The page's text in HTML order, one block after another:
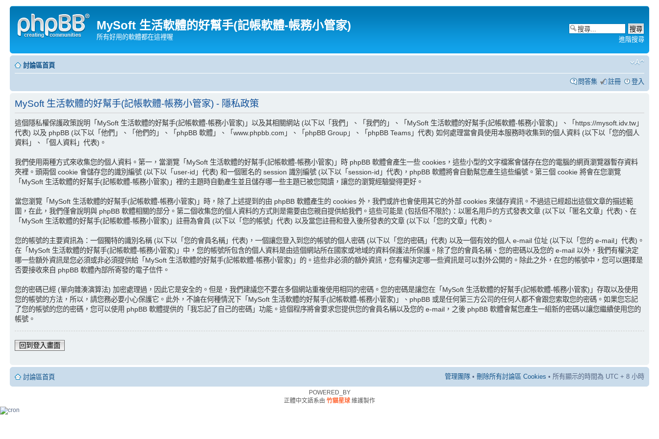
MySoft 生活軟體的好幫手(記帳軟體-帳務小管家)
所有好用的軟體都在這裡喔 進階搜尋
討論區首頁
問答集 註冊 登入
MySoft 生活軟體的好幫手(記帳軟體-帳務小管家) - 隱私政策
這個隱私權保護政策說明「MySoft 生活軟體的好幫手(記帳軟體-帳務小管家)」以及其相關網站 (以下以「我們」、「我們的」、「MySoft 生活軟體的好幫手(記帳軟體-帳務小管家)」、「https://mysoft.idv.tw」
代表) 以及 phpBB (以下以「他們」、「他們的」、「phpBB 軟體」、「www.phpbb.com」、「phpBB Group」、「phpBB Teams」代表) 如何處理當會員使用本服務時收集到的個人資料 (以下以「您的個人
資料」、「個人資料」代表)。
我們使用兩種方式來收集您的個人資料。第一，當瀏覽「MySoft 生活軟體的好幫手(記帳軟體-帳務小管家)」時 phpBB 軟體會產生一些 cookies，這些小型的文字檔案會儲存在您的電腦的網頁瀏覽器暫存資料
夾裡。頭兩個 cookie 會儲存您的識別編號 (以下以「user-id」代表) 和一個匿名的 session 識別編號 (以下以「session-id」代表)，phpBB 軟體將會自動幫您產生這些編號。第三個 cookie 將會在您瀏覽
「MySoft 生活軟體的好幫手(記帳軟體-帳務小管家)」裡的主題時自動產生並且儲存哪一些主題已被您閱讀，讓您的瀏覽經驗變得更好。
當您瀏覽「MySoft 生活軟體的好幫手(記帳軟體-帳務小管家)」時，除了上述提到的由 phpBB 軟體產生的 cookies 外，我們或許也會使用其它的外部 cookies 來儲存資訊。不過這已經超出這個文章的描述範
圍，在此，我們僅會說明與 phpBB 軟體相關的部分。第二個收集您的個人資料的方式則是需要由您親自提供給我們。這些可能是 (包括但不限於)：以匿名用戶的方式發表文章 (以下以「匿名文章」代表)、在
「MySoft 生活軟體的好幫手(記帳軟體-帳務小管家)」註冊為會員 (以下以「您的帳號」代表) 以及當您註冊和登入後所發表的文章 (以下以「您的文章」代表)。
您的帳號的主要資訊為：一個獨特的識別名稱 (以下以「您的會員名稱」代表)，一個讓您登入到您的帳號的個人密碼 (以下以「您的密碼」代表) 以及一個有效的個人 e-mail 位址 (以下以「您的 e-mail」代表)。
在「MySoft 生活軟體的好幫手(記帳軟體-帳務小管家)」中，您的帳號所包含的個人資料是由這個網站所在國家或地域的資料保護法所保護。除了您的會員名稱、您的密碼以及您的 e-mail 以外，我們有權決定
哪一些額外資訊是您必須或非必須提供給「MySoft 生活軟體的好幫手(記帳軟體-帳務小管家)」的。這些非必須的額外資訊，您有權決定哪一些資訊是可以對外公開的。除此之外，在您的帳號中，您可以選擇是
否要接收來自 phpBB 軟體內部所寄發的電子信件。
您的密碼已經 (單向雜湊演算法) 加密處理過，因此它是安全的。但是，我們建議您不要在多個網站重複使用相同的密碼。您的密碼是讓您在「MySoft 生活軟體的好幫手(記帳軟體-帳務小管家)」存取以及使用
您的帳號的方法，所以，請您務必要小心保護它。此外，不論在何種情況下「MySoft 生活軟體的好幫手(記帳軟體-帳務小管家)」、phpBB 或是任何第三方公司的任何人都不會跟您索取您的密碼。如果您忘記
了您的帳號的您的密碼，您可以使用 phpBB 軟體提供的「我忘記了自己的密碼」功能。這個程序將會要求您提供您的會員名稱以及您的 e-mail，之後 phpBB 軟體會幫您產生一組新的密碼以讓您繼續使用您的
帳號。
回到登入畫面
討論區首頁 管理團隊 • 刪除所有討論區 Cookies • 所有顯示的時間為 UTC + 8 小時
POWERED_BY
正體中文語系由 竹貓星球維護製作